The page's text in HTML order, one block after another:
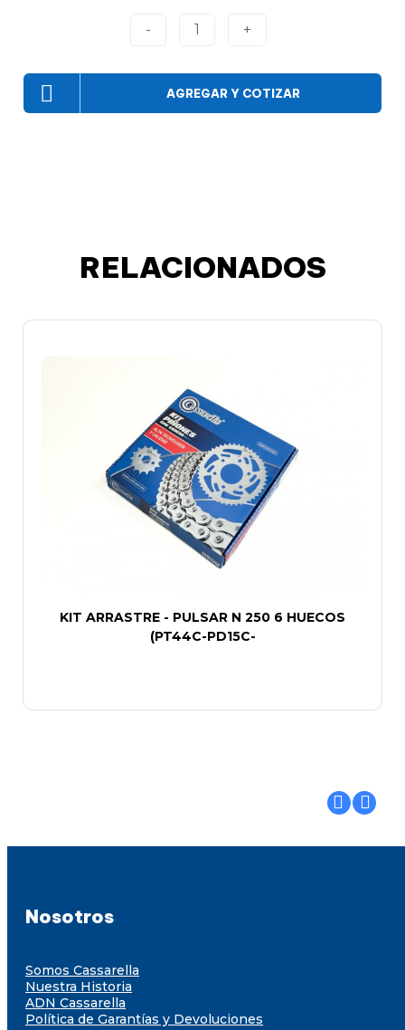
- 1 +
AGREGAR Y COTIZAR
RELACIONADOS
KIT ARRASTRE - PULSAR N 250 6 HUECOS
(PT44C-PD15C-
Nosotros
Somos Cassarella
Nuestra Historia
ADN Cassarella
Política de Garantías y Devoluciones